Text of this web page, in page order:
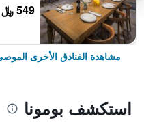
549 ﷼
مشاهدة الفنادق الأخرى
استكشف بومونا